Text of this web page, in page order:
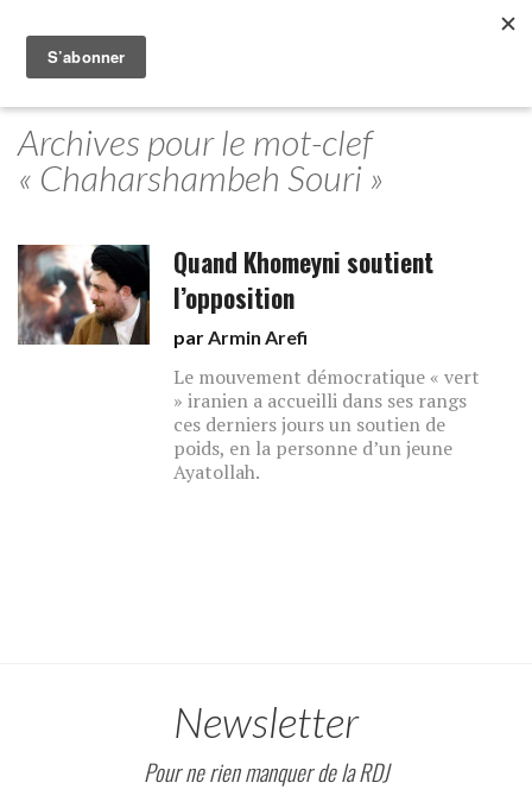
Archives pour le mot-clef
« Chaharshambeh Souri »
Quand Khomeyni soutient
l’opposition
parArmin Arefi
Le mouvement démocratique « vert
» iranien a accueilli dans ses rangs
ces derniers jours un soutien de
poids, en la personne d’un jeune
Ayatollah.
Newsletter
Pour ne rien manquer de la RDJ